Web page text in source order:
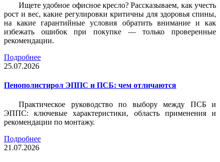
Ищете удобное офисное кресло? Рассказываем, как учесть
рост и вес, какие регулировки критичны для здоровья спины,
на какие гарантийные условия обратить внимание и как
избежать ошибок при покупке — только проверенные
рекомендации.
Подробнее
25.07.2026
Пенополистирол ЭППС и ПСБ: чем отличаются
Практическое руководство по выбору между ПСБ и
ЭППС: ключевые характеристики, область применения и
рекомендации по монтажу.
Подробнее
21.07.2026